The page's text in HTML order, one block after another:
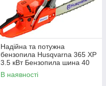
Надійна та потужна
бензопила Husqvarna 365 XP
3.5 кВт Бензопила шина 40
см Ланцюгова пила
Хускварна
В наявності